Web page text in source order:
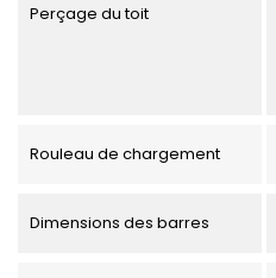
Perçage du toit
Rouleau de chargement
Dimensions des barres